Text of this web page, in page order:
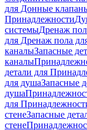
для Донные
Принадлежности
системыДренаж
для Дренаж пола
каналыЗапасные
каналы
детали для
для душаЗапасные
душа
для
стенеЗапасные
стене